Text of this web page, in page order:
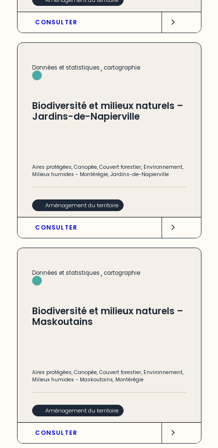
CONSULTER
Données et statistiques, cartographie
Biodiversité et milieux naturels –
Jardins-de-Napierville
Aires protégées,Canopée,Couvert forestier, Environnement,
Milieux humides - Montérégie,Jardins-de-Napierville
Aménagement du territoire
CONSULTER
Données et statistiques, cartographie
Biodiversité et milieux naturels –
Maskoutains
Aires protégées,Canopée,Couvert forestier, Environnement,
Milieux humides - Maskoutains, Montérégie
Aménagement du territoire
CONSULTER